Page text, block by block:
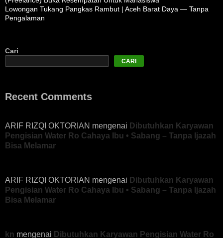
Lowongan Tukang Pangkas Rambut | Aceh Barat Daya — Tanpa
Pengalaman
Cari
CARI
Recent Comments
ARIF RIZQI OKTORIAN mengenai Dibutuhkan Karyawan
Pengisian Water Ro Cahaya Ibu • Sabang – Tanpa Ijazah
Bisa Melamar
ARIF RIZQI OKTORIAN mengenai Dibutuhkan Karyawan
Pengisian Water Ro Cahaya Ibu • Sabang – Tanpa Ijazah
Bisa Melamar
kn mengenai Dibutuhkan Karyawan Pengisian Water Ro